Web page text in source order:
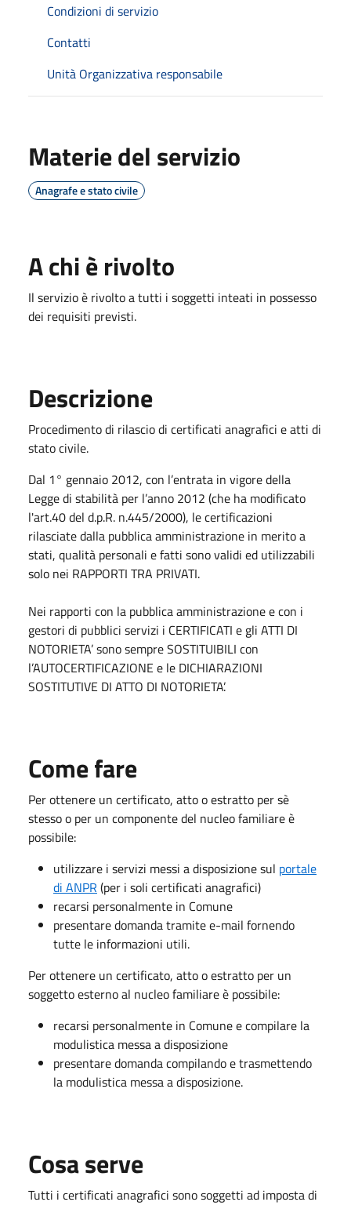
Condizioni di servizio
Contatti
Unità Organizzativa responsabile
Materie del servizio
Anagrafe e stato civile
A chi è rivolto
Il servizio è rivolto a tutti i soggetti inteati in possesso
dei requisiti previsti.
Descrizione
Procedimento di rilascio di certificati anagrafici e atti di
stato civile.
Dal 1° gennaio 2012, con l’entrata in vigore della
Legge di stabilità per l’anno 2012 (che ha modificato
l'art.40 del d.p.R. n.445/2000), le certificazioni
rilasciate dalla pubblica amministrazione in merito a
stati, qualità personali e fatti sono validi ed utilizzabili
solo nei RAPPORTI TRA PRIVATI.
Nei rapporti con la pubblica amministrazione e con i
gestori di pubblici servizi i CERTIFICATI e gli ATTI DI
NOTORIETA’ sono sempre SOSTITUIBILI con
l’AUTOCERTIFICAZIONE e le DICHIARAZIONI
SOSTITUTIVE DI ATTO DI NOTORIETA’.
Come fare
Per ottenere un certificato, atto o estratto per sè
stesso o per un componente del nucleo familiare è
possibile:
utilizzare i servizi messi a disposizione sul portale
di ANPR (per i soli certificati anagrafici)
recarsi personalmente in Comune
presentare domanda tramite e-mail fornendo
tutte le informazioni utili.
Per ottenere un certificato, atto o estratto per un
soggetto esterno al nucleo familiare è possibile:
recarsi personalmente in Comune e compilare la
modulistica messa a disposizione
presentare domanda compilando e trasmettendo
la modulistica messa a disposizione.
Cosa serve
Tutti i certificati anagrafici sono soggetti ad imposta di